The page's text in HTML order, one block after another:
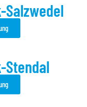
Salzwedel
Stendal